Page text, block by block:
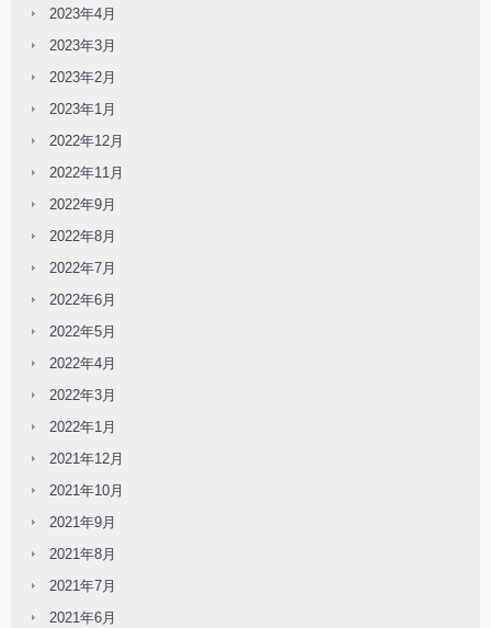
2023年4月
2023年3月
2023年2月
2023年1月
2022年12月
2022年11月
2022年9月
2022年8月
2022年7月
2022年6月
2022年5月
2022年4月
2022年3月
2022年1月
2021年12月
2021年10月
2021年9月
2021年8月
2021年7月
2021年6月